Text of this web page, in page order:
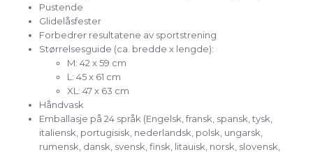
Pustende
Glidelåsfester
Forbedrer resultatene av sportstrening
Størrelsesguide (ca. bredde x lengde):
M: 42 x 59 cm
L: 45 x 61 cm
XL: 47 x 63 cm
Håndvask
Emballasje på 24 språk (Engelsk, fransk, spansk, tysk,
italiensk, portugisisk, nederlandsk, polsk, ungarsk,
rumensk, dansk, svensk, finsk, litauisk, norsk, slovensk,